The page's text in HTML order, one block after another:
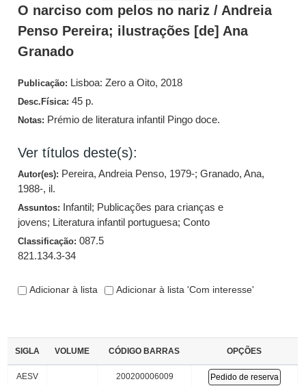
O narciso com pelos no nariz / Andreia
Penso Pereira; ilustrações [de] Ana
Granado
Publicação: Lisboa: Zero a Oito, 2018
Desc.Física:45 p.
Notas: Prémio de literatura infantil Pingo doce.
Ver títulos deste(s):
Autor(es): Pereira, Andreia Penso, 1979-;Granado, Ana,
1988-, il.
Assuntos: Infantil; Publicações para crianças e
jovens; Literatura infantil portuguesa;Conto
Classificação:087.5
821.134.3-34
Adicionar à lista Adicionar à lista 'Com interesse'
SIGLA VOLUME CÓDIGO BARRAS OPÇÕES
AESV 200200006009 Pedido de reserva